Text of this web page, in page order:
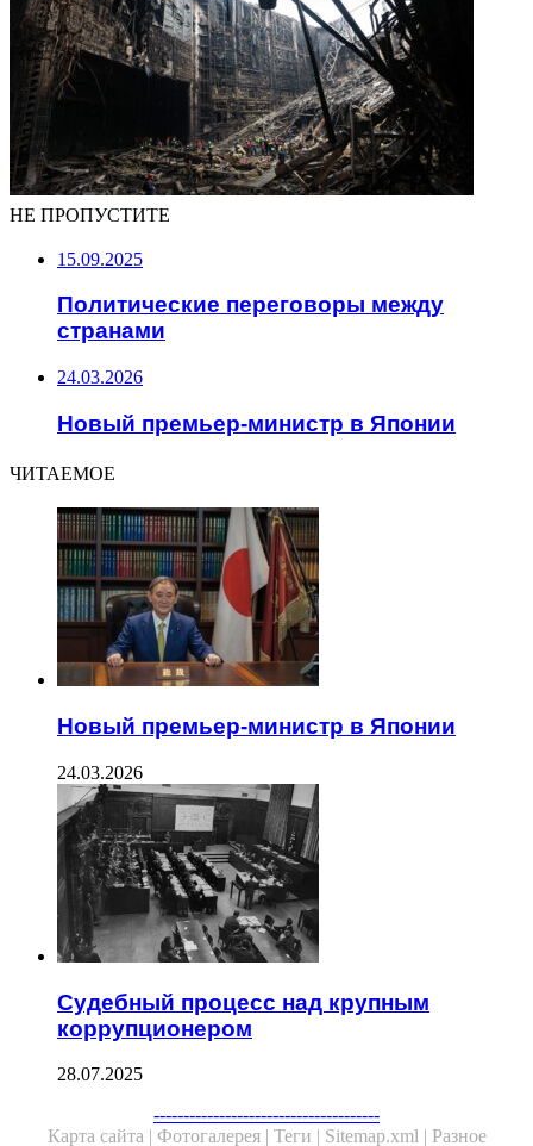
НЕ ПРОПУСТИТЕ
15.09.2025
Политические переговоры между
странами
24.03.2026
Новый премьер-министр в Японии
ЧИТАЕМОЕ
Новый премьер-министр в Японии
24.03.2026
Судебный процесс над крупным
коррупционером
28.07.2025
--------------------------------------
Карта сайта | Фотогалерея | Теги | Sitemap.xml | Разное